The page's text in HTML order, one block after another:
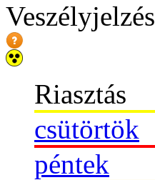
Veszélyjelzés
Riasztás
csütörtök
péntek